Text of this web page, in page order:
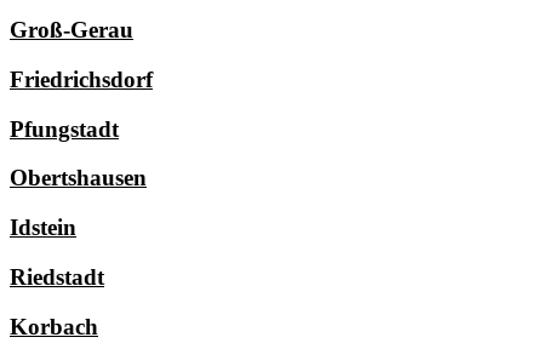
Groß-Gerau
Friedrichsdorf
Pfungstadt
Obertshausen
Idstein
Riedstadt
Korbach